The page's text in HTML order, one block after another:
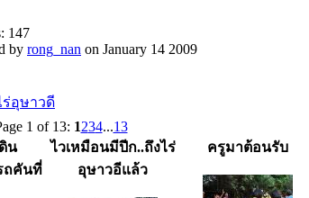
147
by rong_nan on January 14 2009
ร่อุษาวดี
1 of 13: 1234...13
น
ถคันที่
ไวเหมือนมีปีก..ถึงไร่
อุษาวอีแล้ว
ครูมาต้อนรับ